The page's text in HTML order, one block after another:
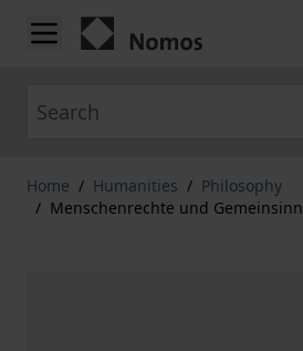
Skip to Content
Home / Humanities / Philosophy
/ Menschenrechte und Gemeinsinn